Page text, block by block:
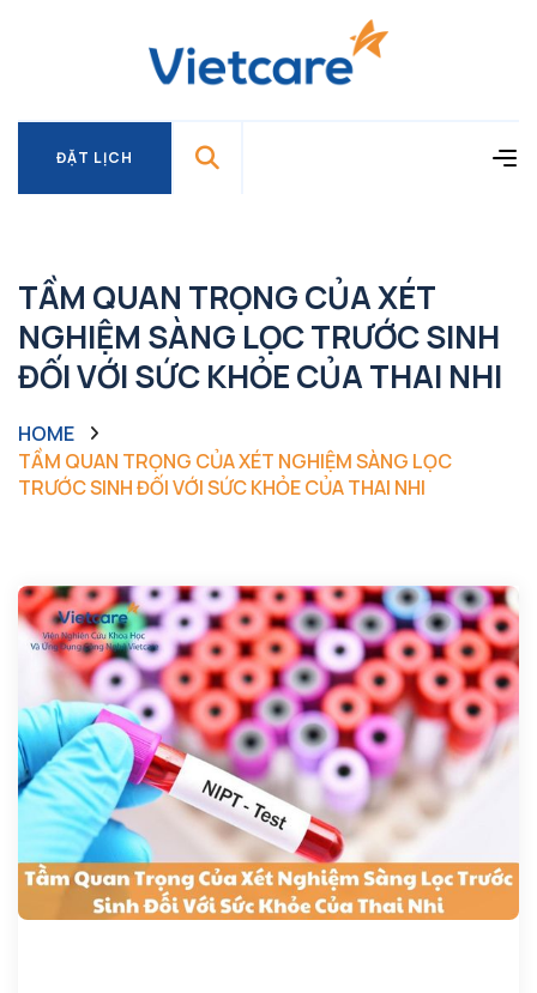
ĐẶT LỊCH
TẦM QUAN TRỌNG CỦA XÉT
NGHIỆM SÀNG LỌC TRƯỚC SINH
ĐỐI VỚI SỨC KHỎE CỦA THAI NHI
HOME
TẦM QUAN TRỌNG CỦA XÉT NGHIỆM SÀNG LỌC
TRƯỚC SINH ĐỐI VỚI SỨC KHỎE CỦA THAI NHI